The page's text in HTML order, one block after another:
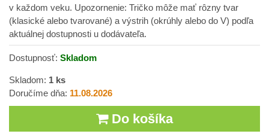
v každom veku. Upozornenie: Tričko môže mať rôzny tvar
(klasické alebo tvarované) a výstrih (okrúhly alebo do V) podľa
aktuálnej dostupnosti u dodávateľa.
Dostupnosť: Skladom
Skladom: 1 ks
Doručíme dňa: 11.08.2026
Do košíka